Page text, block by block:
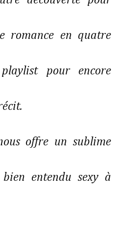
romance en quatre
pour encore
offre un sublime
entendu sexy à